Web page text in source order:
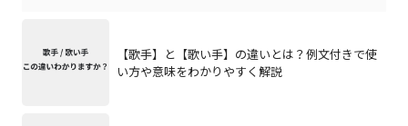
【歌手】と【歌い手】の違いとは？例文付きで使
い方や意味をわかりやすく解説